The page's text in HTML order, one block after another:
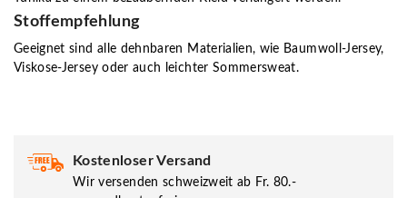
Stoffempfehlung
Geeignet sind alle dehnbaren Materialien, wie Baumwoll-Jersey,
Viskose-Jersey oder auch leichter Sommersweat.
Kostenloser Versand
Wir versenden schweizweit ab Fr. 80.-